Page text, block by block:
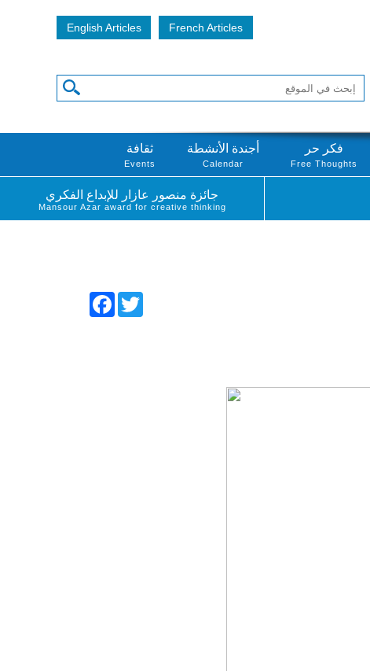
English Articles French Articles
فكر حر
Free Thoughts
أجندة الأنشطة
Calendar
ثقافة
Events
جائزة منصور عازار للإبداع الفكري
Mansour Azar award for creative thinking
FacebookTwitter